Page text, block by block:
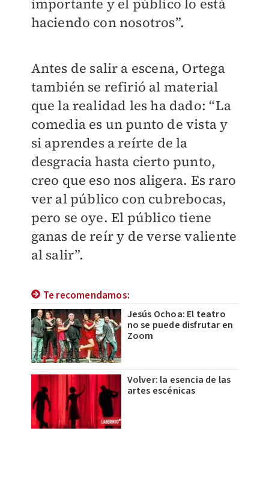
importante y el público lo está
haciendo con nosotros”.
Antes de salir a escena, Ortega
también se refirió al material
que la realidad les ha dado: “La
comedia es un punto de vista y
si aprendes a reírte de la
desgracia hasta cierto punto,
creo que eso nos aligera. Es raro
ver al público con cubrebocas,
pero se oye. El público tiene
ganas de reír y de verse valiente
al salir”.
Te recomendamos:
Jesús Ochoa: El teatro
no se puede disfrutar en
Zoom
Volver: la esencia de las
artes escénicas